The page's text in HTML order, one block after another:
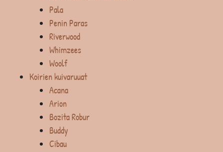
Pala
Penin Paras
Riverwood
Whimzees
Woolf
Koirien kuivaruuat
Acana
Arion
Bozita Robur
Buddy
Cibau